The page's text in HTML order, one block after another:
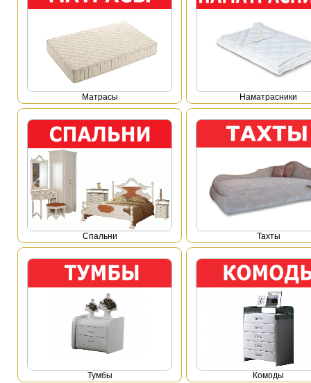
Mатрасы Наматрасники
Спальни Тахты
Тумбы Комоды